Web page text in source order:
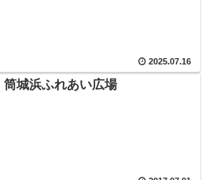
2025.07.16
筒城浜ふれあい広場